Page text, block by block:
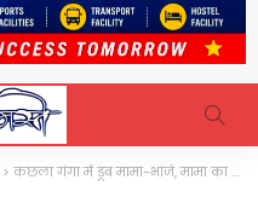
> कछला गंगा में डूब मामा-भांजे, मामा का मिला शव, भांजे की तलाश जारी